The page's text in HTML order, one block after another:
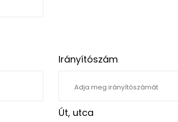
Irányítószám
Út, utca